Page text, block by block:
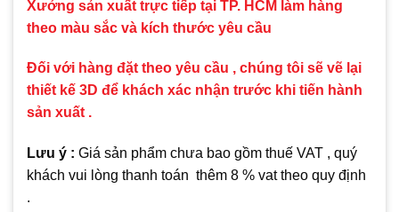
Xưởng sản xuất trực tiếp tại TP. HCM làm hàng
theo màu sắc và kích thước yêu cầu
Đối với hàng đặt theo yêu cầu , chúng tôi sẽ vẽ lại
thiết kế 3D để khách xác nhận trước khi tiến hành
sản xuất .
Lưu ý : Giá sản phẩm chưa bao gồm thuế VAT , quý
khách vui lòng thanh toán thêm 8 % vat theo quy định
.